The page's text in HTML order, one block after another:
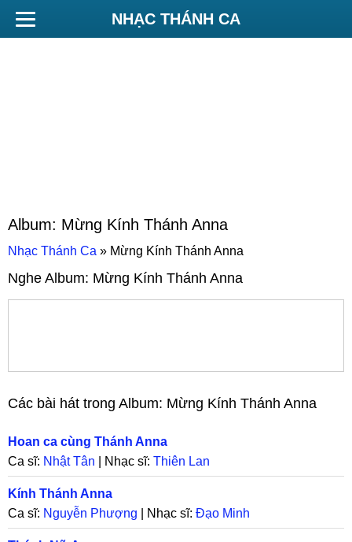
NHẠC THÁNH CA
Album: Mừng Kính Thánh Anna
Nhạc Thánh Ca » Mừng Kính Thánh Anna
Nghe Album: Mừng Kính Thánh Anna
Các bài hát trong Album: Mừng Kính Thánh Anna
Hoan ca cùng Thánh Anna
Ca sĩ: Nhật Tân | Nhạc sĩ: Thiên Lan
Kính Thánh Anna
Ca sĩ: Nguyễn Phượng | Nhạc sĩ: Đạo Minh